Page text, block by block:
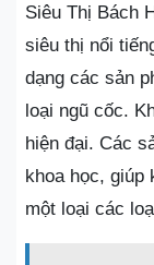
Siêu Thị Bách
siêu thị nổi
dạng các sản
loại ngũ cốc.
hiện đại. Các
khoa học, giúp
một loại các